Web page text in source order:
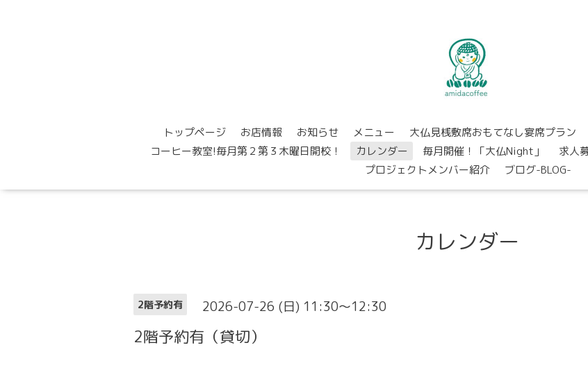
トップページ お店情報 お知らせ メニュー 大仏見桟敷席おもてなし宴席プラン
コーヒー教室!毎月第２第３木曜日開校！
カレンダー 毎月開催！「大仏Night」 求人
プロジェクトメンバー紹介
ブログ-BLOG-
カレンダー
2階予約有 2026-07-26 (日) 11:30～12:30
2階予約有（貸切）